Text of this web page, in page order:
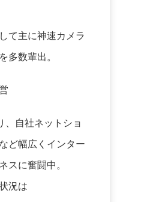
て主に神速カメラ
多数輩出。
、自社ネットショ
ど幅広くインター
スに奮闘中。
況は